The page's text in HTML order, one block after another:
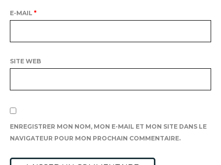
E-MAIL *
SITE WEB
ENREGISTRER MON NOM, MON E-MAIL ET MON SITE DANS LE
NAVIGATEUR POUR MON PROCHAIN COMMENTAIRE.